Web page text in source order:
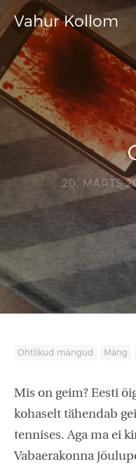
Vahur Kollom
20. MÄRTS
Ohtlikud mängud Mäng
Mis on geim? Eesti
kohaselt tähendab
tennises. Aga ma ei
Vabaerakonna